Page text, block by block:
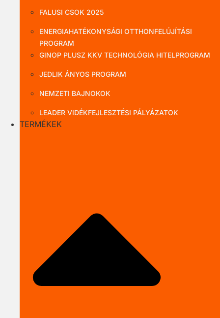
FALUSI CSOK 2025
ENERGIAHATÉKONYSÁGI OTTHONFELÚJÍTÁSI
PROGRAM
GINOP PLUSZ KKV TECHNOLÓGIA HITELPROGRAM
JEDLIK ÁNYOS PROGRAM
NEMZETI BAJNOKOK
LEADER VIDÉKFEJLESZTÉSI PÁLYÁZATOK
TERMÉKEK